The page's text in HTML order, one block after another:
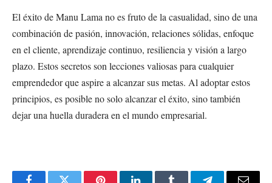
El éxito de Manu Lama no es fruto de la casualidad, sino de una
combinación de pasión, innovación, relaciones sólidas, enfoque
en el cliente, aprendizaje continuo, resiliencia y visión a largo
plazo. Estos secretos son lecciones valiosas para cualquier
emprendedor que aspire a alcanzar sus metas. Al adoptar estos
principios, es posible no solo alcanzar el éxito, sino también
dejar una huella duradera en el mundo empresarial.